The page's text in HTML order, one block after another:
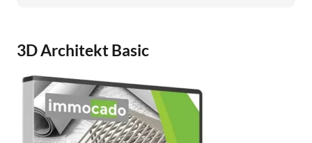
3D Architekt Basic